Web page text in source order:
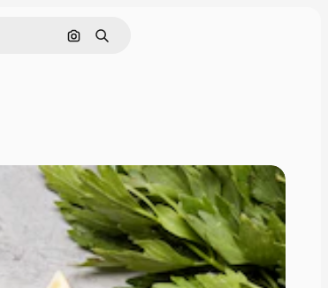
Поиск по изображению
Поиск